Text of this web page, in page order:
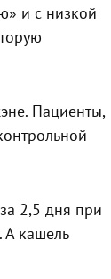
и с низкой
Пациенты,
2,5 дня при
кашель